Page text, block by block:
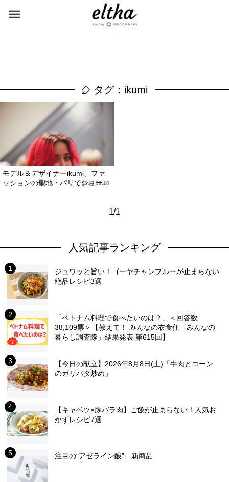
タグ：ikumi
モデル＆デザイナーikumi、ファ
ッションの聖地・パリでショー...
2017.09.20
1/1
人気記事ランキング
ジュワッと旨い！ゴーヤチャンプルーが止まらない
絶品レシピ3選
「ベトナム料理で食べたいのは？」＜回答数
38,109票＞【教えて！ みんなの衣食住「みんなの
暮らし調査隊」結果発表 第615回】
【今日の献立】2026年8月8日(土)「牛肉とコーン
のガリバタ炒め」
【キャベツ×豚バラ肉】ご飯が止まらない！人気お
かずレシピ7選
注目の“アゼライン酸”、新商品